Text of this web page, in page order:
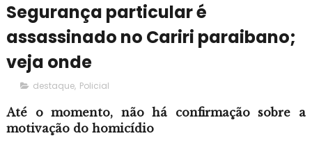
Segurança particular é
assassinado no Cariri paraibano;
veja onde
destaque, Policial
Até o momento, não há confirmação sobre a
motivação do homicídio